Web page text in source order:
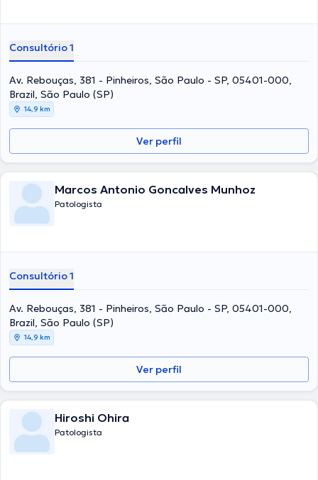
Consultório 1
Av. Rebouças, 381 - Pinheiros, São Paulo - SP, 05401-000,
Brazil, São Paulo (SP)
14,9 km
Ver perfil
Marcos Antonio Goncalves Munhoz
Patologista
Consultório 1
Av. Rebouças, 381 - Pinheiros, São Paulo - SP, 05401-000,
Brazil, São Paulo (SP)
14,9 km
Ver perfil
Hiroshi Ohira
Patologista